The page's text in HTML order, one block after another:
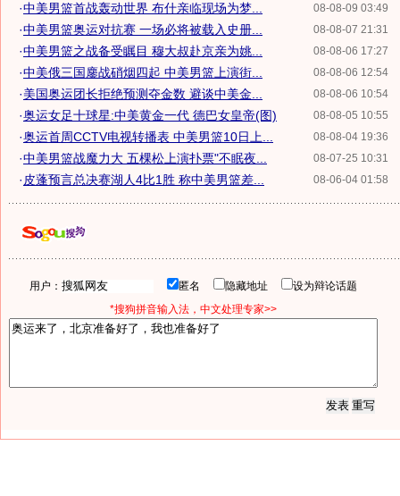
08-08-09 03:49
·中美男篮首战轰动世界 布什亲临现场为梦...
08-08-07 21:31
·中美男篮奥运对抗赛 一场必将被载入史册...
08-08-06 17:27
·中美男篮之战备受瞩目 穆大叔赴京亲为姚...
08-08-06 12:54
·中美俄三国鏖战硝烟四起 中美男篮上演街...
08-08-06 10:54
·美国奥运团长拒绝预测夺金数 避谈中美金...
08-08-05 10:55
·奥运女足十球星:中美黄金一代 德巴女皇帝(图)
08-08-04 19:36
·奥运首周CCTV电视转播表 中美男篮10日上...
08-07-25 10:31
·中美男篮战魔力大 五棵松上演扑票"不眠夜...
08-06-04 01:58
· 皮蓬预言总决赛湖人4比1胜 称中美男篮差...
用户： 匿名 隐藏地址
设为辩论话题
*搜狗拼音输入法，中文处理专家>>